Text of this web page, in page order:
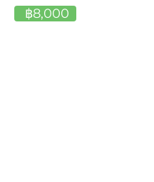
฿8,000